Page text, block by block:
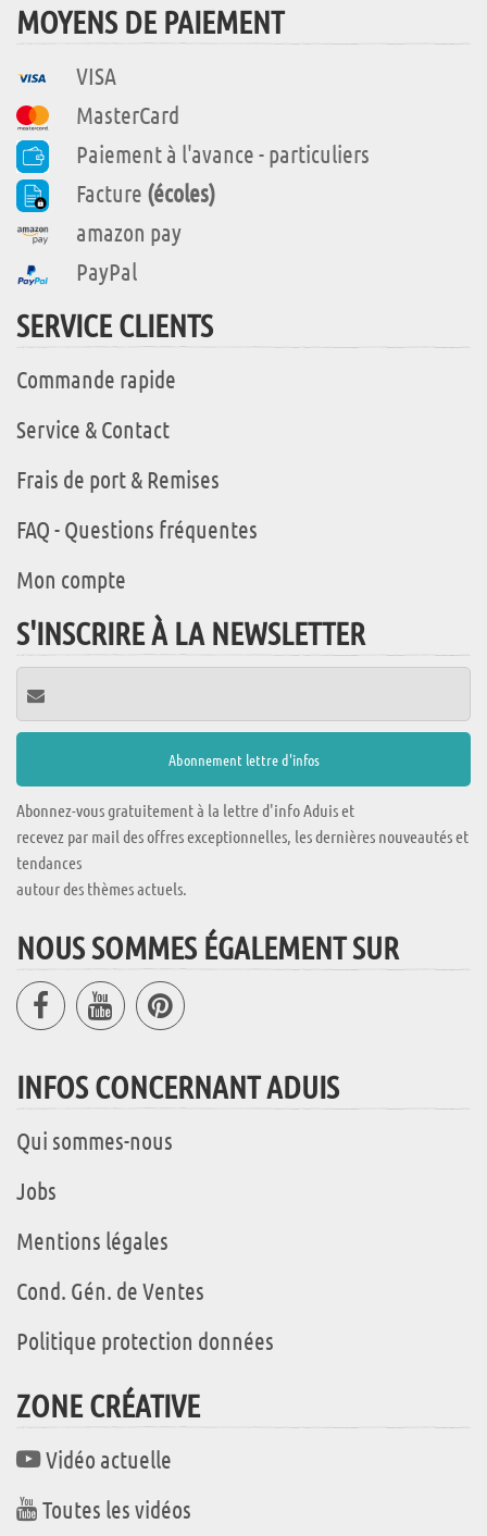
MOYENS DE PAIEMENT
VISA
MasterCard
Paiement à l'avance - particuliers
Facture (écoles)
amazon pay
PayPal
SERVICE CLIENTS
Commande rapide
Service & Contact
Frais de port & Remises
FAQ - Questions fréquentes
Mon compte
S'INSCRIRE À LA NEWSLETTER
Abonnez-vous gratuitement à la lettre d'info Aduis et
recevez par mail des offres exceptionnelles, les dernières nouveautés et
tendances
autour des thèmes actuels.
NOUS SOMMES ÉGALEMENT SUR
INFOS CONCERNANT ADUIS
Qui sommes-nous
Jobs
Mentions légales
Cond. Gén. de Ventes
Politique protection données
ZONE CRÉATIVE
Vidéo actuelle
Toutes les vidéos